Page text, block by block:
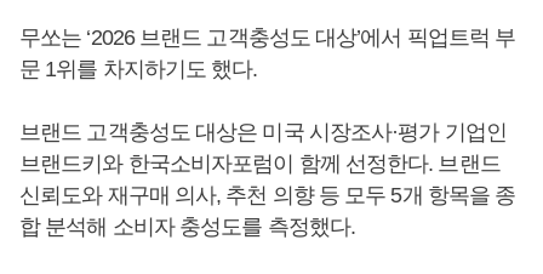
무쏘는 ‘2026 브랜드 고객충성도 대상’에서 픽업트럭 부
문 1위를 차지하기도 했다.
브랜드 고객충성도 대상은 미국 시장조사·평가 기업인
브랜드키와 한국소비자포럼이 함께 선정한다. 브랜드
신뢰도와 재구매 의사, 추천 의향 등 모두 5개 항목을 종
합 분석해 소비자 충성도를 측정했다.